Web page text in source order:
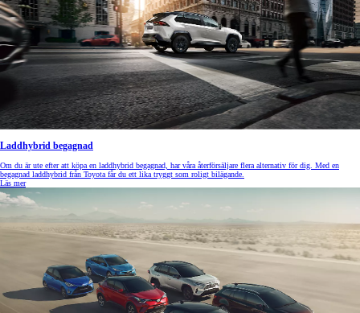
Laddhybrid begagnad
Om du är ute efter att köpa en laddhybrid begagnad, har våra återförsäljare flera alternativ för dig. Med en
begagnad laddhybrid från Toyota får du ett lika tryggt som roligt bilägande.
Läs mer